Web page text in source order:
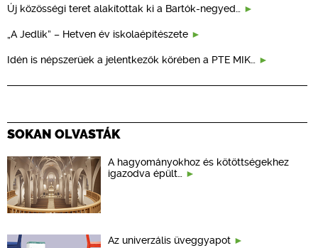
Új közösségi teret alakítottak ki a Bartók-negyed…
„A Jedlik” – Hetven év iskolaépítészete
Idén is népszerűek a jelentkezők körében a PTE MIK…
SOKAN OLVASTÁK
A hagyományokhoz és kötöttségekhez
igazodva épült…
Az univerzális üveggyapot